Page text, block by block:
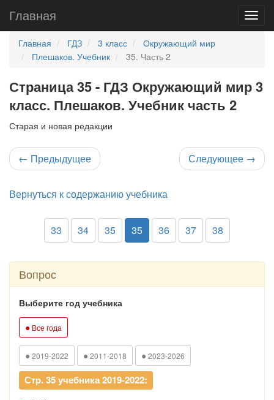
Главная
Главная ГДЗ 3 класс
Окружающий мир
Плешаков. Учебник
35. Часть 2
Страница 35 - ГДЗ Окружающий мир 3
класс. Плешаков. Учебник часть 2
Старая и новая редакции
← Предыдущее Следующее →
Вернуться к содержанию учебника
33 34 35 35 36 37 38
Вопрос
Выберите год учебника
● Все года
● 2019-2022 ● 2011-2018 ● 2023-2026
Стр. 35 учебника 2019-2022: